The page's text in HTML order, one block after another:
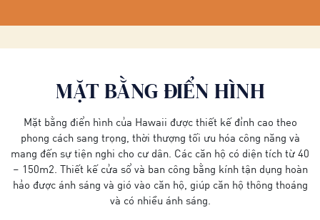
MẶT BẰNG ĐIỂN HÌNH
Mặt bằng điển hình của Hawaii được thiết kế đỉnh cao theo
phong cách sang trọng, thời thượng tối ưu hóa công năng và
mang đến sự tiện nghi cho cư dân. Các căn hộ có diện tích từ 40
– 150m2. Thiết kế cửa sổ và ban công bằng kính tận dụng hoàn
hảo được ánh sáng và gió vào căn hộ, giúp căn hộ thông thoáng
và có nhiều ánh sáng.